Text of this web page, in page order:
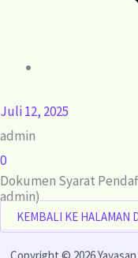
Juli 12, 2025
admin
0
Dokumen Syarat
admin)
KEMBALI KE HALAMAN